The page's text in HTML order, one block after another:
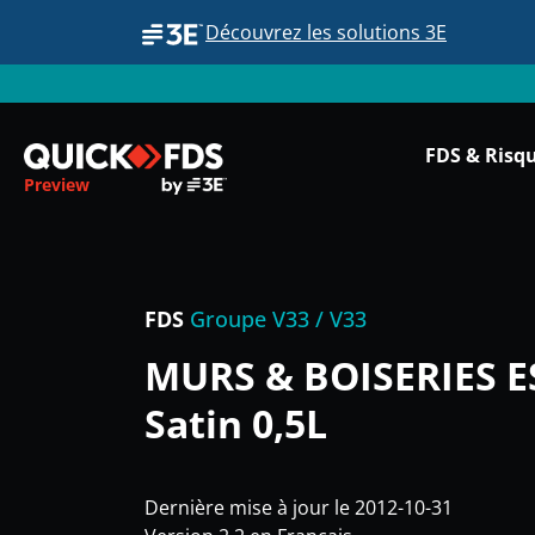
Découvrez les solutions 3E
Preview
FDS &
MURS & BOISERIES
Satin 0,5L
FDS Groupe V33 / V33
Dernière mise à jour le 2012-10-31